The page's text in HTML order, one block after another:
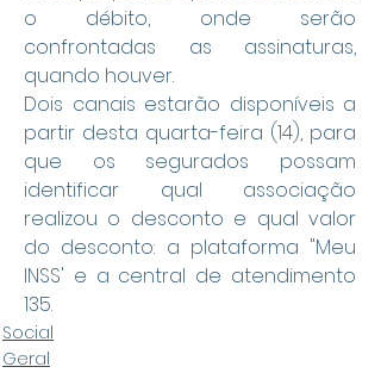
o débito, onde serão
confrontadas as assinaturas,
quando houver.
Dois canais estarão disponíveis a
partir desta quarta-feira (14), para
que os segurados possam
identificar qual associação
realizou o desconto e qual valor
do desconto: a plataforma "Meu
INSS' e a central de atendimento
135.
Social
Geral